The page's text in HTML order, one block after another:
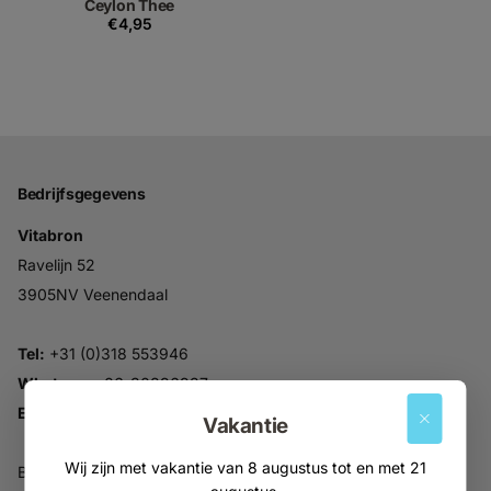
Vakantie
Wij zijn met vakantie van 8 augustus tot en met 21
Ceylon Thee
€4,95
Bedrijfsgegevens
Vitabron
Ravelijn 52
3905NV Veenendaal
Tel: +31 (0)318 553946
Whatsapp:06-30896937
Email:
BTW NL816914679B01